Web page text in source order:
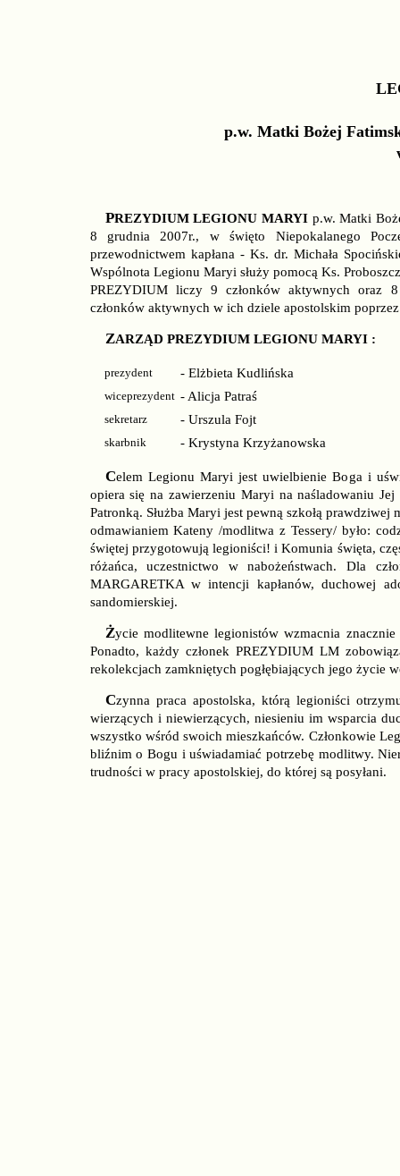
p.w. Matki Bożej
PREZYDIUM LEGIONU MARYIp.w. Matki
8 grudnia 2007r., w święto Niepokalanego
przewodnictwem kapłana - Ks. dr. Michała
Wspólnota Legionu Maryi służy pomocą Ks.
PREZYDIUM liczy 9 członków aktywnych oraz
członków aktywnych w ich dziele apostolskim
ZARZĄD PREZYDIUM LEGIONU MARYI :
prezydent - Elżbieta Kudlińska
wiceprezydent - Alicja Patraś
sekretarz - Urszula Fojt
skarbnik - Krystyna Krzyżanowska
Celem Legionu Maryi jest uwielbienie Boga i uświęcenie członków przez modlitwę i czynną pracę apostolską. Ruch
opiera się na zawierzeniu Maryi na naśladowaniu
Patronką. Służba Maryi jest pewną szkołą
odmawianiem Kateny /modlitwa z Tessery/ było:
świętej przygotowują legioniści! i Komunia święta,
różańca, uczestnictwo w nabożeństwach. Dla
MARGARETKA w intencji kapłanów, duchowej
sandomierskiej.
Życie modlitewne legionistów wzmacnia znacznie osobista lektura duchowa Pisma świętego oraz żywotów świętych.
Ponadto, każdy członek PREZYDIUM LM
rekolekcjach zamkniętych pogłębiających jego życie
Czynna praca apostolska, którą legioniści otrzymują na cotygodniowych zebraniach, polega na docieraniu do ludzi
wierzących i niewierzących, niesieniu im wsparcia
wszystko wśród swoich mieszkańców. Członkowie
bliźnim o Bogu i uświadamiać potrzebę modlitwy.
trudności w pracy apostolskiej, do której są posyłani.